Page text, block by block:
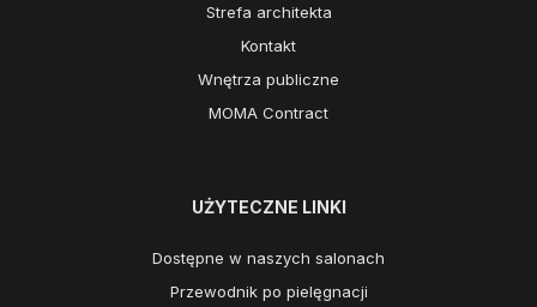
Strefa architekta
Kontakt
Wnętrza publiczne
MOMA Contract
UŻYTECZNE LINKI
Dostępne w naszych salonach
Przewodnik po pielęgnacji